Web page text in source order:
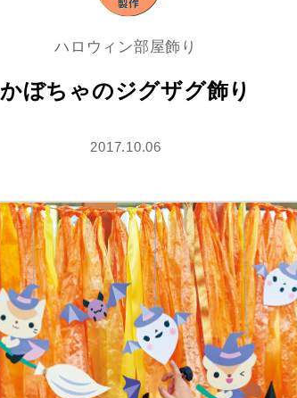
ハロウィン部屋飾り
かぼちゃのジグザグ飾り
2017.10.06